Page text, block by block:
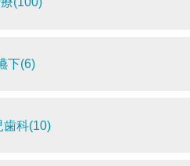
下(6)
歯科(10)